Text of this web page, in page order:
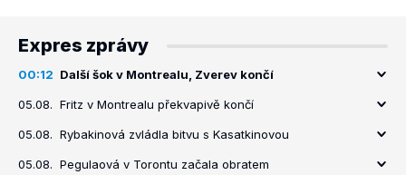
Expres zprávy
00:12 Další šok v Montrealu, Zverev končí
05.08. Fritz v Montrealu překvapivě končí
05.08. Rybakinová zvládla bitvu s Kasatkinovou
05.08. Pegulaová v Torontu začala obratem